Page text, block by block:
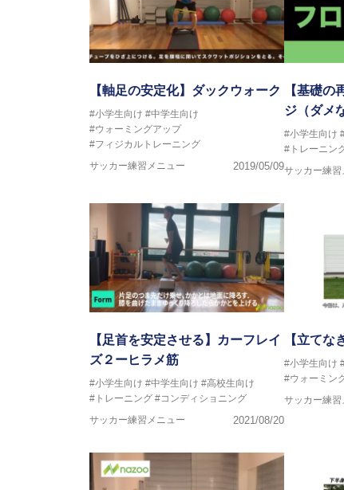
【軸足の安定化】ダックウォーク
#小学生向け #中学生向け
#ウォーミングアップ
#フィジカルトレーニング
サッカー練習メニュー
2019/05/09
【基礎の
ジ（ダメ
#小学生向け
#トレーニン
サッカー練習
【足首を安定させる】カーフレイ
ズ２ーヒラメ筋
#小学生向け #中学生向け #高校生向け
#トレーニング #コンディショニング
サッカー練習メニュー
2021/08/20
【立てな
#小学生向け
#ウォーミン
サッカー練習